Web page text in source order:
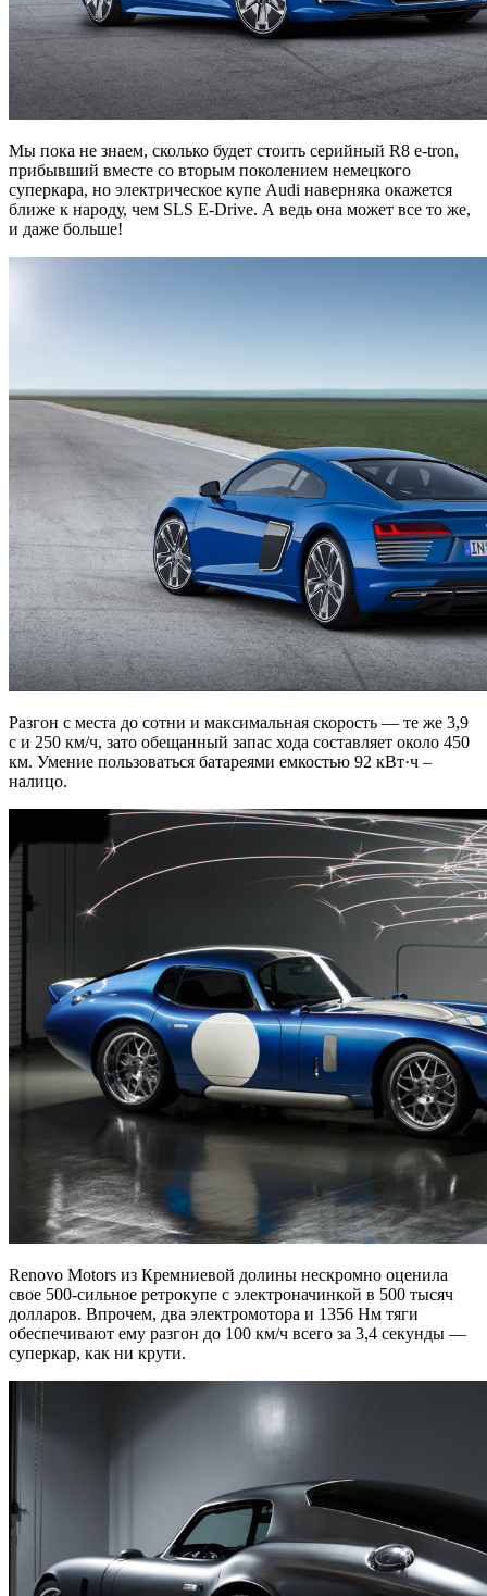
Мы пока не знаем, сколько будет стоить серийный R8 e-tron,
прибывший вместе со вторым поколением немецкого
суперкара, но электрическое купе Audi наверняка окажется
ближе к народу, чем SLS E-Drive. А ведь она может все то же,
и даже больше!
Разгон с места до сотни и максимальная скорость — те же 3,9
с и 250 км/ч, зато обещанный запас хода составляет около 450
км. Умение пользоваться батареями емкостью 92 кВт·ч –
налицо.
Renovo Motors из Кремниевой долины нескромно оценила
свое 500-сильное ретрокупе с электроначинкой в 500 тысяч
долларов. Впрочем, два электромотора и 1356 Нм тяги
обеспечивают ему разгон до 100 км/ч всего за 3,4 секунды —
суперкар, как ни крути.